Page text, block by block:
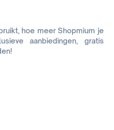
hoe meer Shopmium je
aanbiedingen, gratis